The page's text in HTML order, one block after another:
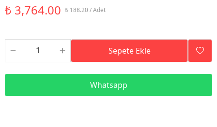
₺ 3,764.00 ₺ 188.20 / Adet
Sepete Ekle
Whatsapp